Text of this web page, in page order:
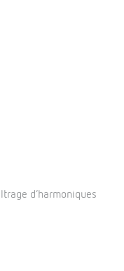
d’harmoniques